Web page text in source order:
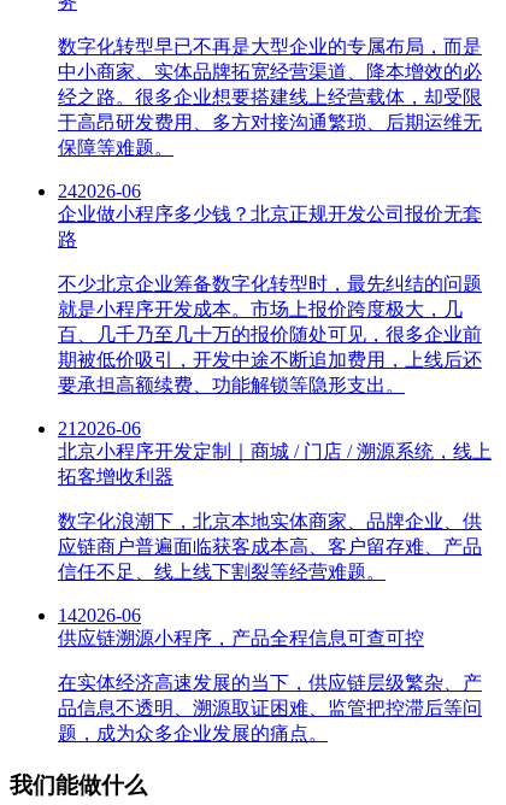
数字化转型早已不再是大型企业的专属布局，而是
中小商家、实体品牌拓宽经营渠道、降本增效的必
经之路。很多企业想要搭建线上经营载体，却受限
于高昂研发费用、多方对接沟通繁琐、后期运维无
保障等难题。
242026-06
企业做小程序多少钱？北京正规开发公司报价无套
路
不少北京企业筹备数字化转型时，最先纠结的问题
就是小程序开发成本。市场上报价跨度极大，几
百、几千乃至几十万的报价随处可见，很多企业前
期被低价吸引，开发中途不断追加费用，上线后还
要承担高额续费、功能解锁等隐形支出。
21 2026-06
北京小程序开发定制｜商城 / 门店 / 溯源系统，线上
拓客增收利器
数字化浪潮下，北京本地实体商家、品牌企业、供
应链商户普遍面临获客成本高、客户留存难、产品
信任不足、线上线下割裂等经营难题。
142026-06
供应链溯源小程序，产品全程信息可查可控
在实体经济高速发展的当下，供应链层级繁杂、产
品信息不透明、溯源取证困难、监管把控滞后等问
题，成为众多企业发展的痛点。
我们能做什么